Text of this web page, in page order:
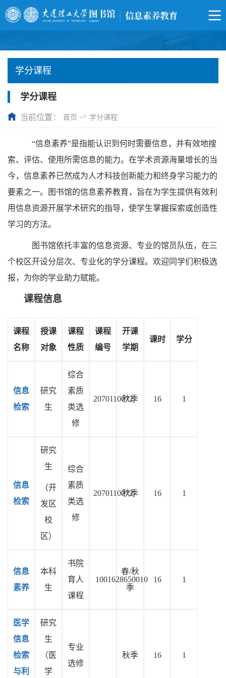
学分课程
学分课程
当前位置： 首页 -> 学分课程
“信息素养”是指能认识到何时需要信息，并有效地搜
索、评估、使用所需信息的能力。在学术资源海量增长的当
今，信息素养已然成为人才科技创新能力和终身学习能力的
要素之一。图书馆的信息素养教育，旨在为学生提供有效利
用信息资源开展学术研究的指导，使学生掌握探索或创造性
学习的方法。
图书馆依托丰富的信息资源、专业的馆员队伍，在三
个校区开设分层次、专业化的学分课程。欢迎同学们积极选
报，为你的学业助力赋能。
课程信息
课程
名称
授课
对象
课程
性质
课程
编号
开课
学期
课时 学分
信息
检索
研究
生
综合
素质
类选
修
2070110072
秋季 16 1
信息
检索
研究
生
（开
发区
校
区）
综合
素质
类选
修
2070110072
秋季 16 1
信息
素养
本科
生
书院
育人
课程
1001628650010
春/秋
季
16 1
医学
信息
检索
与利
研究
生
（医
学
专业
选修
秋季 16 1